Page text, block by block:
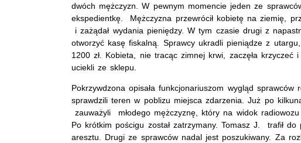
dwóch mężczyzn. W pewnym momencie jeden ze
ekspedientkę. Mężczyzna przewrócił kobietę na ziemię,
i zażądał wydania pieniędzy. W tym czasie drugi z
otworzyć kasę fiskalną. Sprawcy ukradli pieniądze z utargu,
1200 zł. Kobieta, nie tracąc zimnej krwi, zaczęła krzyczeć
uciekli ze sklepu.
Pokrzywdzona opisała funkcjonariuszom wygląd sprawców
sprawdzili teren w poblizu miejsca zdarzenia. Już po
zauważyli młodego mężczyznę, który na widok radiowozu
Po krótkim pościgu został zatrzymany. Tomasz J. trafił do
aresztu. Drugi ze sprawców nadal jest poszukiwany. Za